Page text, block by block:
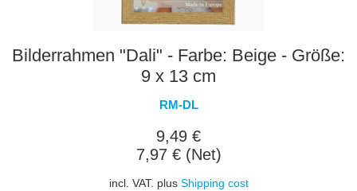
Bilderrahmen "Dali" - Farbe: Beige - Größe:
9 x 13 cm
RM-DL
9,49 €
7,97 € (Net)
incl. VAT. plus Shipping cost